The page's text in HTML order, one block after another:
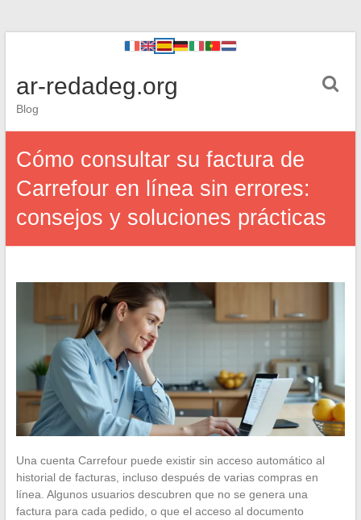
ar-redadeg.org
Blog
Cómo consultar su factura de
Carrefour en línea sin errores:
consejos y soluciones prácticas
Una cuenta Carrefour puede existir sin acceso automático al
historial de facturas, incluso después de varias compras en
línea. Algunos usuarios descubren que no se genera una
factura para cada pedido, o que el acceso al documento